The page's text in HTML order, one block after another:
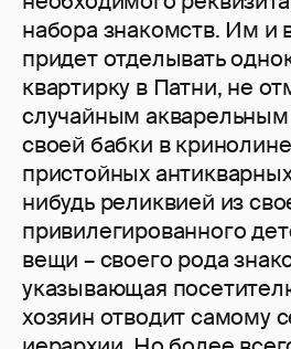
набора знакомств. Им и
придет отделывать
квартирку в Патни, не
случайным
своей бабки в
пристойных
нибудь реликвией из
привилегированного
вещи – своего рода
указывающая
хозяин отводит самому